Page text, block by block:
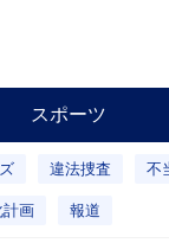
スポーツ
違法捜査 不
計画 報道